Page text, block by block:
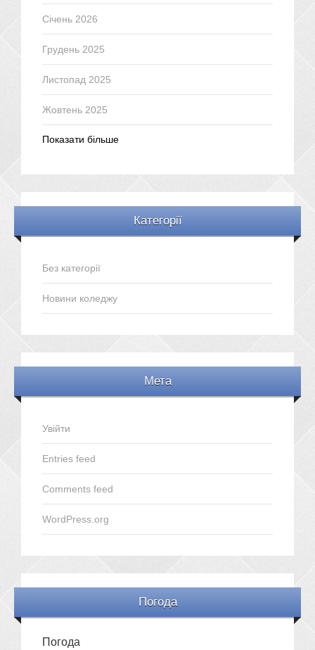
Січень 2026
Грудень 2025
Листопад 2025
Жовтень 2025
Показати більше
Категорії
Без категорії
Новини коледжу
Мета
Увійти
Entries feed
Comments feed
WordPress.org
Погода
Погода